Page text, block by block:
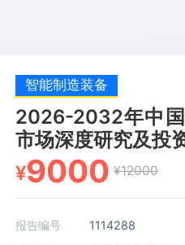
智能制造装备
2026-2032年中
市场深度研究及投
¥9000 ¥12000
报告编号 1114288